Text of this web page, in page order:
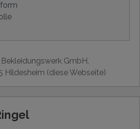
GmbH,
Hildesheim (diese Webseite)